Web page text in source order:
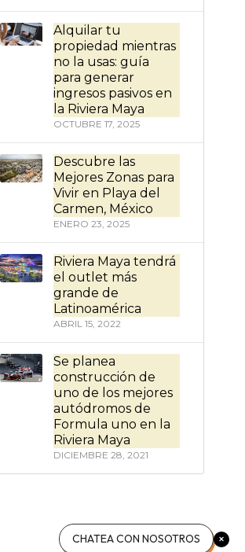
Alquilar tu
propiedad mientras
no la usas: guía
para generar
ingresos pasivos en
la Riviera Maya
OCTUBRE 17, 2025
Descubre las
Mejores Zonas para
Vivir en Playa del
Carmen, México
ENERO 23, 2025
Riviera Maya tendrá
el outlet más
grande de
Latinoamérica
ABRIL 15, 2022
Se planea
construcción de
uno de los mejores
autódromos de
Formula uno en la
Riviera Maya
DICIEMBRE 28, 2021
CHATEA CON NOSOTROS